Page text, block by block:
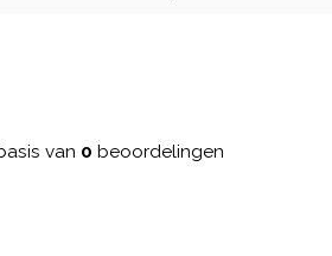
van 0 beoordelingen